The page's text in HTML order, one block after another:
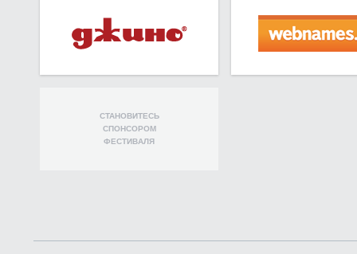
СТАНОВИТЕСЬ
СПОНСОРОМ
ФЕСТИВАЛЯ